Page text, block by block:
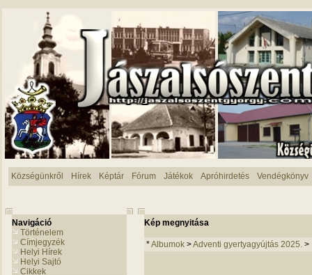
Községünkről Hírek Képtár Fórum Játékok Apróhirdetés Vendégkönyv
Navigáció
Történelem
Címjegyzék
Helyi Hírek
Helyi Sajtó
Cikkek
Kép megnyitása
*Albumok >Adventi gyertyagyújtás 2025. >